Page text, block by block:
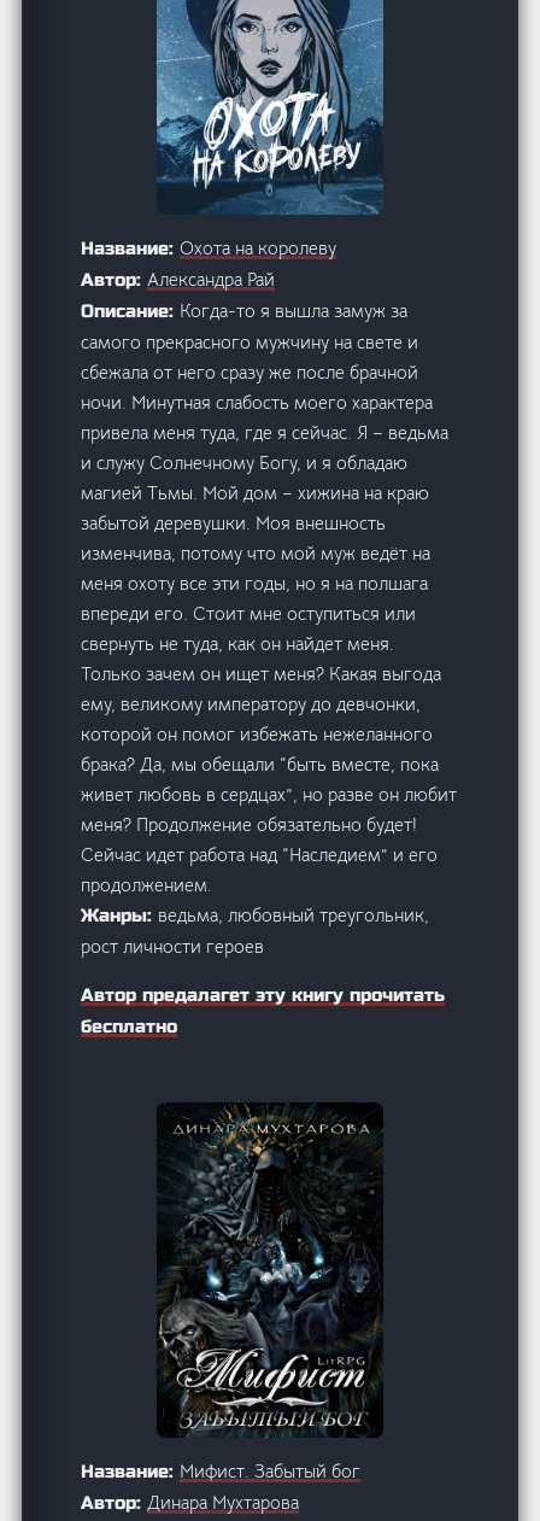
Название:Охота на королеву
Автор:Александра Рай
Описание: Когда-то я вышла замуж за
самого прекрасного мужчину на свете и
сбежала от него сразу же после брачной
ночи. Минутная слабость моего характера
привела меня туда, где я сейчас. Я – ведьма
и служу Солнечному Богу, и я обладаю
магией Тьмы. Мой дом – хижина на краю
забытой деревушки. Моя внешность
изменчива, потому что мой муж ведёт на
меня охоту все эти годы, но я на полшага
впереди его. Стоит мне оступиться или
свернуть не туда, как он найдет меня.
Только зачем он ищет меня? Какая выгода
ему, великому императору до девчонки,
которой он помог избежать нежеланного
брака? Да, мы обещали “быть вместе, пока
живет любовь в сердцах”, но разве он любит
меня? Продолжение обязательно будет!
Сейчас идет работа над “Наследием” и его
продолжением.
Жанры: ведьма, любовный треугольник,
рост личности героев
Автор предалагет эту книгу прочитать
бесплатно
Название: Мифист. Забытый бог
Автор:Динара Мухтарова